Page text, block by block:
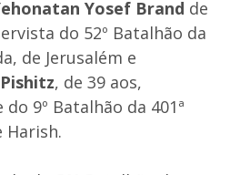
Yosef Brand de
do 52º Batalhão da
de Jerusalém e
, de 39 aos,
9º Batalhão da 401ª
Harish.